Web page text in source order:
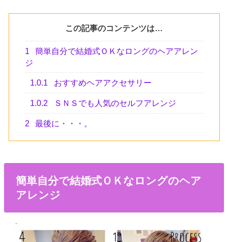
この記事のコンテンツは…
1
簡単自分で結婚式ＯＫなロングのヘアアレン
ジ
1.0.1 おすすめヘアアクセサリー
1.0.2 ＳＮＳでも人気のセルフアレンジ
2 最後に・・・。
簡単自分で結婚式ＯＫなロングのヘア
アレンジ